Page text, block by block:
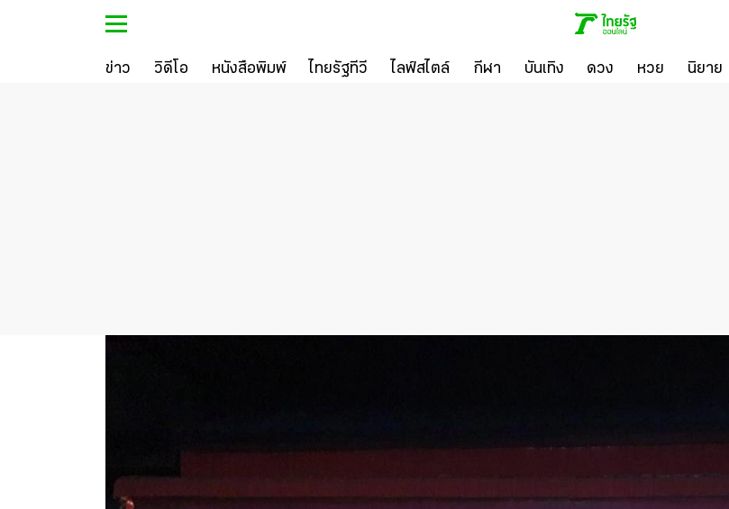
ข่าว วิดีโอ หนังสือพิมพ์ ไทยรัฐทีวี ไลฟ์สไตล์ กีฬา บันเทิง ดวง หวย นิยาย